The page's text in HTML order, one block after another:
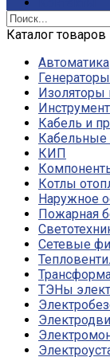
Каталог товаров
Автоматика
Генераторы
Изоляторы
Инструмент
Кабель и
Кабельные
КИП
Котлы
Наружное
Пожарная
Сетевые
ТЭНы